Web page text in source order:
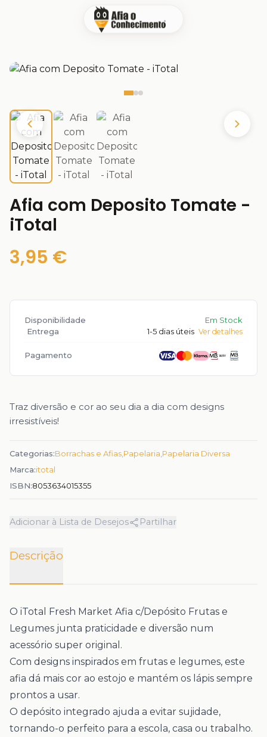
Descrição
O iTotal Fresh Market Afia c/Depósito Frutas e
Legumes junta praticidade e diversão num
acessório super original.
Com designs inspirados em frutas e legumes, este
afia dá mais cor ao estojo e mantém os lápis sempre
prontos a usar.
O depósito integrado ajuda a evitar sujidade,
tornando-o perfeito para a escola, casa ou trabalho.
Afia com Deposito Tomate -
iTotal
3,95 €
Disponibilidade
Em Stock
Entrega
1-5 dias úteis Ver detalhes
Pagamento
Traz diversão e cor ao seu dia a dia com designs
irresistíveis!
Categorias:Borrachas e Afias Papelaria Papelaria Diversa
Marca:itotal
ISBN:8053634015355
Adicionar à Lista de Desejos Partilhar